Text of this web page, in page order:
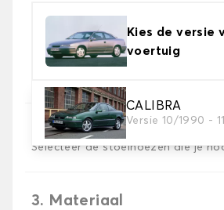
Kies de versie
voertuig
CALIBRA
Versie 10/1990 -
2. Set hoezen
Selecteer de stoelhoezen die je
3. Materiaal